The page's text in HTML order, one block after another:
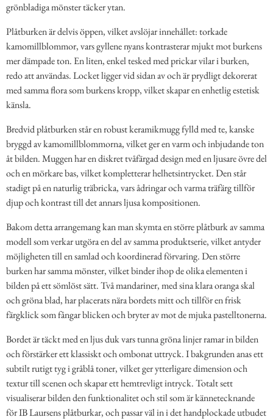
grönbladiga mönster täcker ytan.
Plåtburken är delvis öppen, vilket avslöjar innehållet: torkade
kamomillblommor, vars gyllene nyans kontrasterar mjukt mot burkens
mer dämpade ton. En liten, enkel tesked med prickar vilar i burken,
redo att användas. Locket ligger vid sidan av och är prydligt dekorerat
med samma flora som burkens kropp, vilket skapar en enhetlig estetisk
känsla.
Bredvid plåtburken står en robust keramikmugg fylld med te, kanske
bryggd av kamomillblommorna, vilket ger en varm och inbjudande ton
åt bilden. Muggen har en diskret tvåfärgad design med en ljusare övre del
och en mörkare bas, vilket kompletterar helhetsintrycket. Den står
stadigt på en naturlig träbricka, vars ådringar och varma träfärg tillför
djup och kontrast till det annars ljusa kompositionen.
Bakom detta arrangemang kan man skymta en större plåtburk av samma
modell som verkar utgöra en del av samma produktserie, vilket antyder
möjligheten till en samlad och koordinerad förvaring. Den större
burken har samma mönster, vilket binder ihop de olika elementen i
bilden på ett sömlöst sätt. Två mandariner, med sina klara oranga skal
och gröna blad, har placerats nära bordets mitt och tillför en frisk
färgklick som fångar blicken och bryter av mot de mjuka pastelltonerna.
Bordet är täckt med en ljus duk vars tunna gröna linjer ramar in bilden
och förstärker ett klassiskt och ombonat uttryck. I bakgrunden anas ett
subtilt rutigt tyg i gråblå toner, vilket ger ytterligare dimension och
textur till scenen och skapar ett hemtrevligt intryck. Totalt sett
visualiserar bilden den funktionalitet och stil som är kännetecknande
för IB Laursens plåtburkar, och passar väl in i det handplockade utbudet